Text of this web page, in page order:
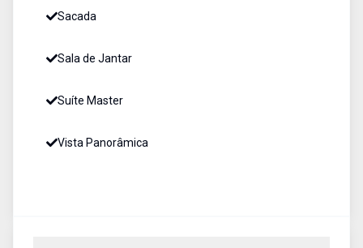
Sacada
Sala de Jantar
Suíte Master
Vista Panorâmica